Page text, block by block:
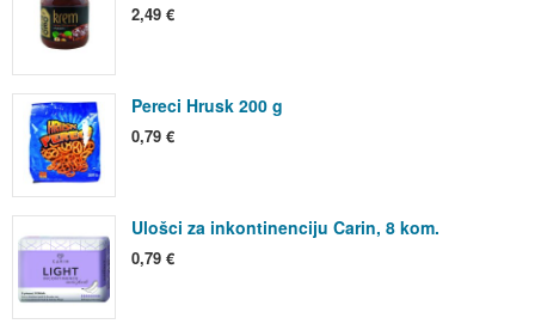
2,49 €
Pereci Hrusk 200 g
0,79 €
Ulošci za inkontinenciju Carin, 8 kom.
0,79 €